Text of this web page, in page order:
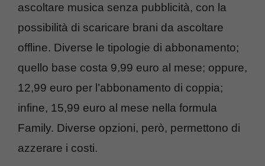
ascoltare musica senza pubblicità, con la
possibilità di scaricare brani da ascoltare
offline. Diverse le tipologie di abbonamento;
quello base costa 9,99 euro al mese; oppure,
12,99 euro per l’abbonamento di coppia;
infine, 15,99 euro al mese nella formula
Family. Diverse opzioni, però, permettono di
azzerare i costi.